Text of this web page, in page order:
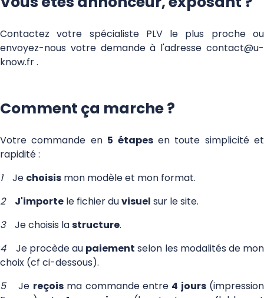
Contactez votre spécialiste PLV le plus proche ou
envoyez-nous votre demande à l'adresse contact@u-
know.fr.
Comment ça marche ?
Votre commande en 5 étapesen toute simplicité et
rapidité :
1Je choisis mon modèle et mon format.
2
J'importe le fichier duvisuel sur le site.
3Je choisis lastructure.
4Je procède au paiement selon les modalités de mon
choix (cf ci-dessous).
5Je reçoisma commande entre 4 jours(impression